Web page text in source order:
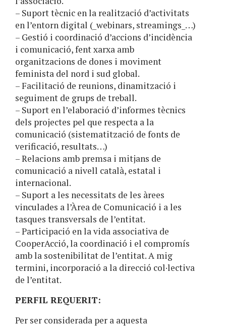
– Suport tècnic en la realització d’activitats
en l’entorn digital (_webinars, streamings_…)
– Gestió i coordinació d’accions d’incidència
i comunicació, fent xarxa amb
organitzacions de dones i moviment
feminista del nord i sud global.
– Facilitació de reunions, dinamització i
seguiment de grups de treball.
– Suport en l’elaboració d’informes tècnics
dels projectes pel que respecta a la
comunicació (sistematització de fonts de
verificació, resultats…)
– Relacions amb premsa i mitjans de
comunicació a nivell català, estatal i
internacional.
– Suport a les necessitats de les àrees
vinculades a l’Àrea de Comunicació i a les
tasques transversals de l’entitat.
– Participació en la vida associativa de
CooperAcció, la coordinació i el compromís
amb la sostenibilitat de l’entitat. A mig
termini, incorporació a la direcció col·lectiva
de l’entitat.
PERFIL REQUERIT:
Per ser considerada per a aquesta